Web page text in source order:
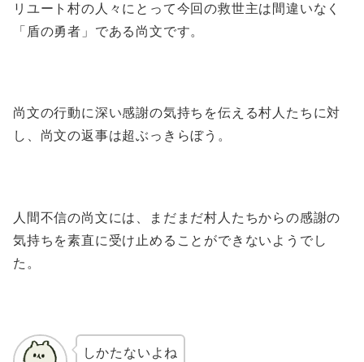
リユート村の人々にとって今回の救世主は間違いなく
「盾の勇者」である尚文です。
尚文の行動に深い感謝の気持ちを伝える村人たちに対
し、尚文の返事は超ぶっきらぼう。
人間不信の尚文には、まだまだ村人たちからの感謝の
気持ちを素直に受け止めることができないようでし
た。
しかたないよね